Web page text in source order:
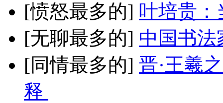
[愤怒最多的] 叶培贵：
[无聊最多的] 中国书法
[同情最多的] 晋·王羲
释